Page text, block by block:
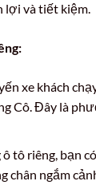
lợi và tiết kiệm.
xe khách
Cô. Đây là
tô riêng, bạn
chân ngắm